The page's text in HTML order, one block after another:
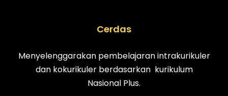
Cerdas
Menyelenggarakan pembelajaran intrakurikuler
dan kokurikuler berdasarkan kurikulum
Nasional Plus.